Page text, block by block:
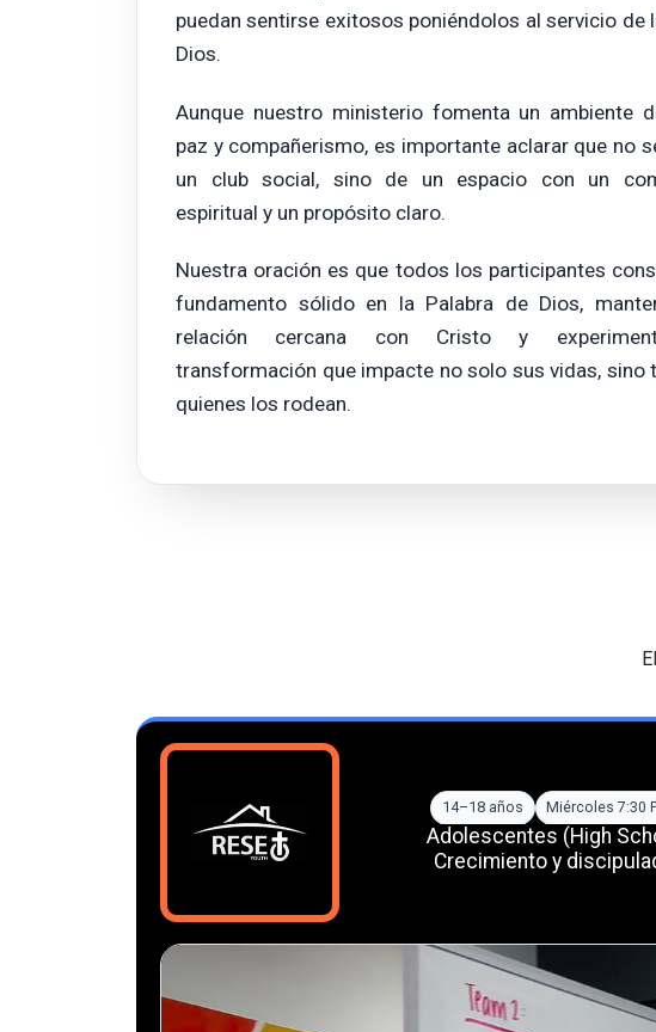
puedan sentirse exitosos poniéndolos al servicio de
Dios.
Aunque nuestro ministerio fomenta un ambiente
paz y compañerismo, es importante aclarar que no
un club social, sino de un espacio con un
espiritual y un propósito claro.
Nuestra oración es que todos los participantes
fundamento sólido en la Palabra de Dios,
relación cercana con Cristo y
transformación que impacte no solo sus vidas, sino
quienes los rodean.
14–18 años Miércoles 7:30
Adolescentes (High
Crecimiento y